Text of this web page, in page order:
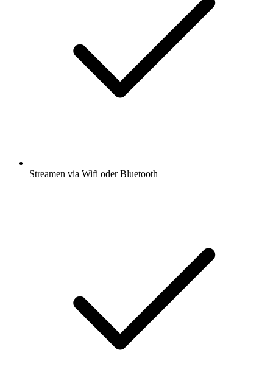
Streamen via Wifi oder Bluetooth